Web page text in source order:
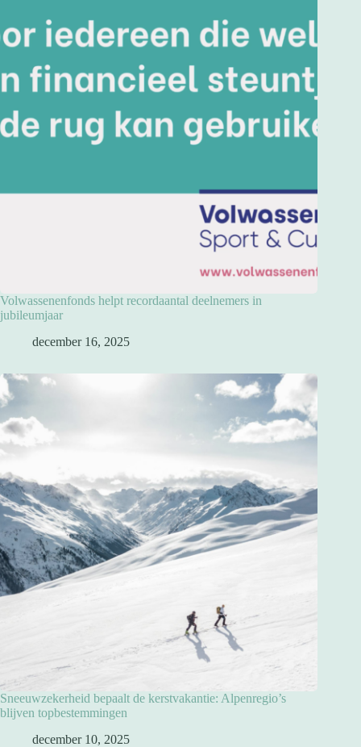
Volwassenenfonds helpt recordaantal deelnemers in
jubileumjaar
december 16, 2025
Sneeuwzekerheid bepaalt de kerstvakantie: Alpenregio’s
blijven topbestemmingen
december 10, 2025